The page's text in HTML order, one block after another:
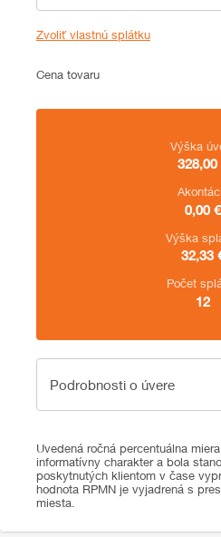
Zvoliť vlastnú splátku
Cena
Cena tovaru
Zhrnutie
Výška
328,00
0,00 €
Výška
32,33
Počet
12
Podrobnosti o úvere
Podrobnosti o úvere
Uvedená ročná percentuálna
informatívny charakter a bola
poskytnutých klientom v čase
hodnota RPMN je vyjadrená s
miesta.